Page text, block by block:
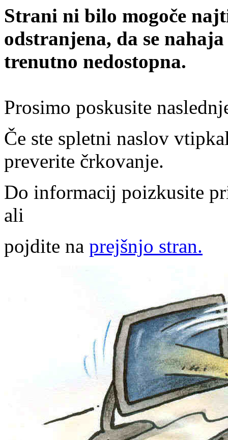
Strani ni bilo mogoče
odstranjena, da se
trenutno nedostopna.
Prosimo poskusite
Če ste spletni naslov
preverite črkovanje.
Do informacij poizkusite
ali
pojdite na prejšnjo stran.